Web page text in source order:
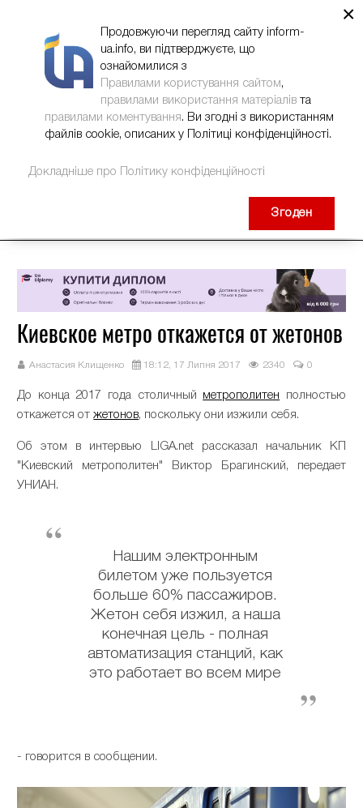
Киевское метро откажется от жетонов
Анастасия Клищенко 18:12, 17 Липня 2017 2340 0
До конца 2017 года столичный метрополитен полностью
откажется отжетонов, поскольку они изжили себя.
Об этом в интервью LIGA.net рассказал начальник КП
"Киевский метрополитен" Виктор Брагинский, передает
УНИАН.
Нашим электронным
билетом уже пользуется
больше 60% пассажиров.
Жетон себя изжил, а наша
конечная цель - полная
автоматизация станций, как
это работает во всем мире
- говорится в сообщении.
×
Продовжуючи перегляд сайту inform-
ua.info, ви підтверджуєте, що
ознайомилися з
Правилами користування сайтом,
правилами використання матеріалів та
правилами коментування. Ви згодні з використанням
файлів cookie, описаних у Політиці конфіденційності.
Докладніше про Політику конфіденційності
Згоден